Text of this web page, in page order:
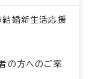
婚新生活応援
の方へのご案